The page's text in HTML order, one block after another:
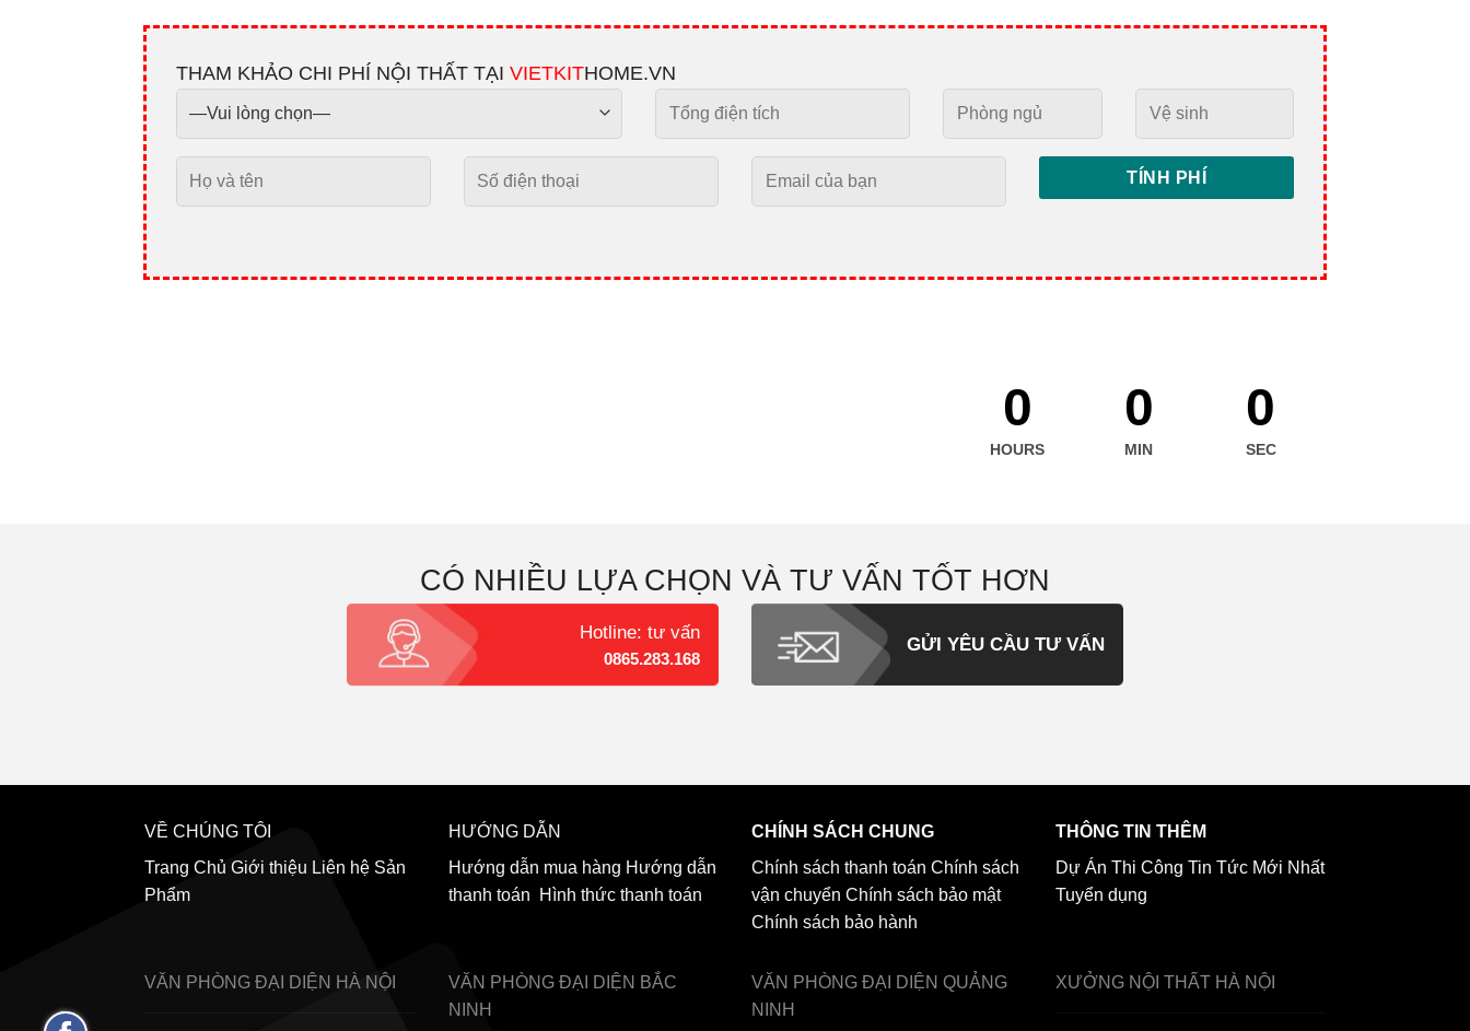
THAM KHẢO CHI PHÍ NỘI THẤT TẠI VIETKITHOME.VN
0
HOURS
0
MIN
0
SEC
CÓ NHIỀU LỰA CHỌN VÀ TƯ VẤN TỐT HƠN
Hotline: tư vấn
0865.283.168
GỬI YÊU CẦU TƯ VẤN
VỀ CHÚNG TÔI
Trang Chủ Giới thiệu Liên hệ Sản
Phẩm
HƯỚNG DẪN
Hướng dẫn mua hàng Hướng dẫn
thanh toán
Hình thức thanh toán
CHÍNH SÁCH CHUNG
Chính sách thanh toán Chính sách
vận chuyển Chính sách bảo mật
Chính sách bảo hành
THÔNG TIN THÊM
Dự Án Thi Công Tin Tức Mới Nhất
Tuyển dụng
VĂN PHÒNG ĐẠI DIỆN HÀ NỘI VĂN PHÒNG ĐẠI DIỆN BẮC
NINH
VĂN PHÒNG ĐẠI DIỆN QUẢNG
NINH
XƯỞNG NỘI THẤT HÀ NỘI